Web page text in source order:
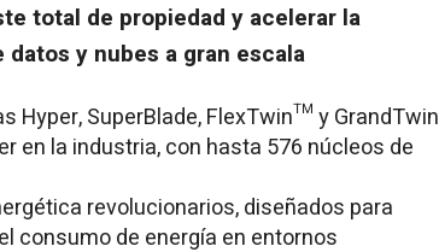
total de propiedad y acelerar la
y nubes a gran escala
Hyper, SuperBlade, FlexTwin™ y GrandTwin
en la industria, con hasta 576 núcleos de
revolucionarios, diseñados para
consumo de energía en entornos